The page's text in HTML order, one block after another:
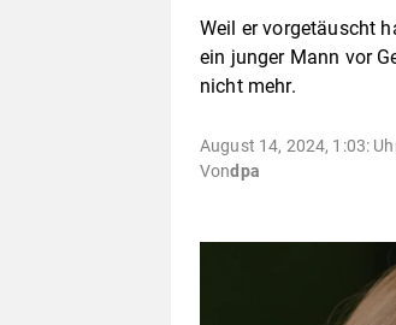
Weil er vorgetäuscht
ein junger Mann vor
nicht mehr.
August 14, 2024, 1:03:
Vondpa